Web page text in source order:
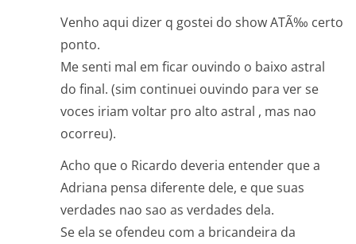
Venho aqui dizer q gostei do show ATÃ‰ certo
ponto.
Me senti mal em ficar ouvindo o baixo astral
do final. (sim continuei ouvindo para ver se
voces iriam voltar pro alto astral , mas nao
ocorreu).
Acho que o Ricardo deveria entender que a
Adriana pensa diferente dele, e que suas
verdades nao sao as verdades dela.
Se ela se ofendeu com a bricandeira da